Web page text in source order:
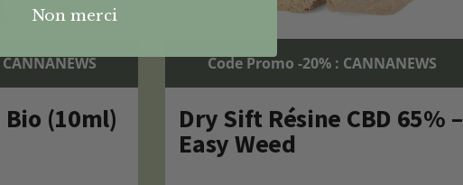
Bio (10ml)
Code Promo -20% : CANNANEWS
Dry Sift Résine CBD 65% –
Easy Weed
Non merci